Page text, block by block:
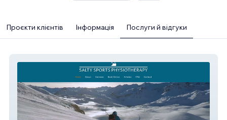
Проєкти клієнтів Інформація Послуги й відгуки